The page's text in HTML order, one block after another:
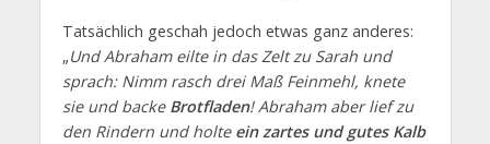
Tatsächlich geschah jedoch etwas ganz anderes:
„Und Abraham eilte in das Zelt zu Sarah und
sprach: Nimm rasch drei Maß Feinmehl, knete
sie und backe Brotfladen! Abraham aber lief zu
den Rindern und holte ein zartes und gutes Kalb